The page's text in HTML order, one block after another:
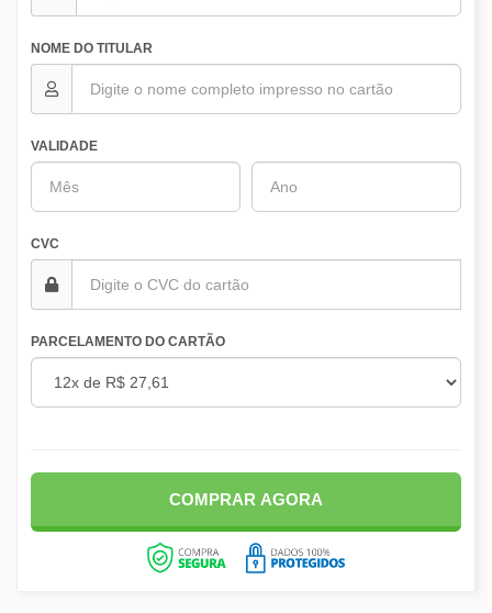
NOME DO TITULAR
VALIDADE
CVC
PARCELAMENTO DO CARTÃO
COMPRAR AGORA